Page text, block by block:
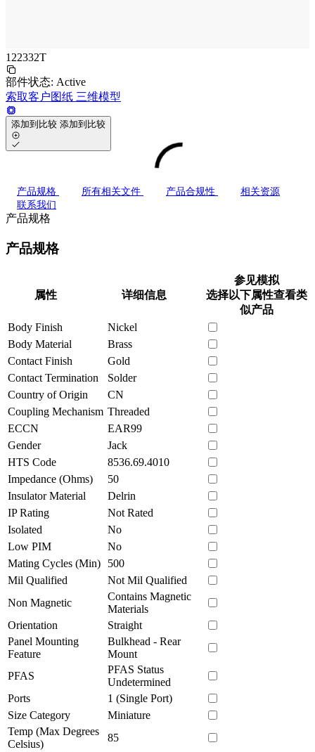
122332T
部件状态: Active
索取客户图纸 三维模型
添加到比较 添加到比较
产品规格 所有相关文件 产品合规性
相关资源
联系我们
产品规格
产品规格
属性 详细信息
参见模拟
选择以下属性查看类
似产品
Body Finish
Nickel
Body Material
Brass
Contact Finish
Gold
Contact Termination
Solder
Country of Origin
CN
Coupling Mechanism Threaded
ECCN
EAR99
Gender
Jack
HTS Code
8536.69.4010
Impedance (Ohms)
50
Insulator Material
Delrin
IP Rating
Not Rated
Isolated
No
Low PIM
No
Mating Cycles (Min)
500
Mil Qualified
Not Mil Qualified
Non Magnetic
Contains Magnetic
Materials
Orientation
Straight
Panel Mounting
Feature
Bulkhead - Rear
Mount
PFAS
PFAS Status
Undetermined
Ports
1 (Single Port)
Size Category
Miniature
Temp (Max Degrees
Celsius)
85